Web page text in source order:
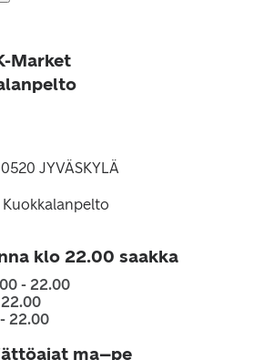
Market
JYVÄSKYLÄ
Kuokkalanpelto
klo 22.00 saakka
- 22.00
22.00
ma–pe